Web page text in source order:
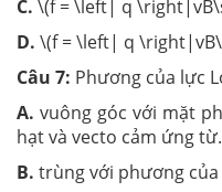
C. \(f = \left| q
D. \(f = \left| q
Câu 7: Phương của lực
A. vuông góc với mặt
hạt và vecto cảm ứng từ.
B. trùng với phương